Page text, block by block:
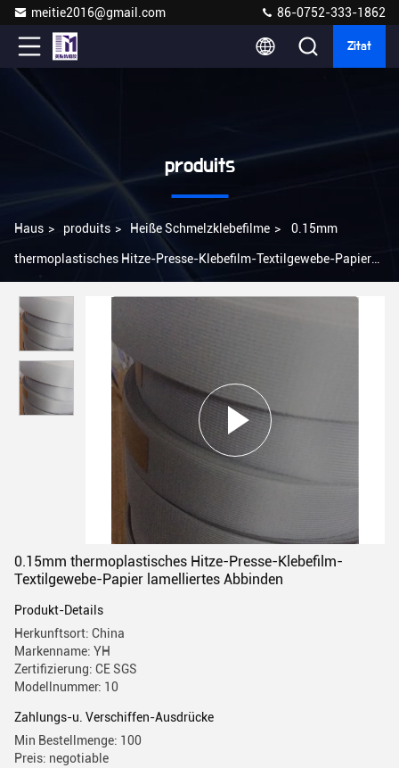
meitie2016@gmail.com 86-0752-333-1862
Zitat
produits
Haus > produits > Heiße Schmelzklebefilme > 0.15mm
thermoplastisches Hitze-Presse-Klebefilm-Textilgewebe-Papier
0.15mm thermoplastisches Hitze-Presse-Klebefilm-
Textilgewebe-Papier lamelliertes Abbinden
Produkt-Details
Herkunftsort: China
Markenname: YH
Zertifizierung: CE SGS
Modellnummer: 10
Zahlungs-u. Verschiffen-Ausdrücke
Min Bestellmenge: 100
Preis: negotiable